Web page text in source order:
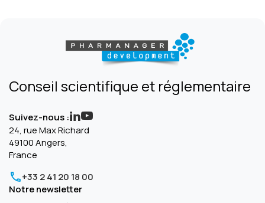
Conseil scientifique et réglementaire
Suivez-nous :
24, rue Max Richard
49100 Angers,
France
+33 2 41 20 18 00
Notre newsletter